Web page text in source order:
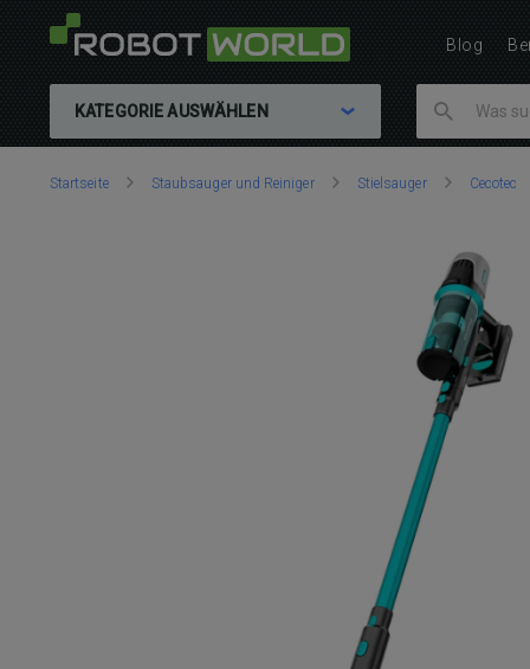
KATEGORIE AUSWÄHLEN
Sie
Startseite Staubsauger und Reiniger Stielsauger Cecotec
Blog